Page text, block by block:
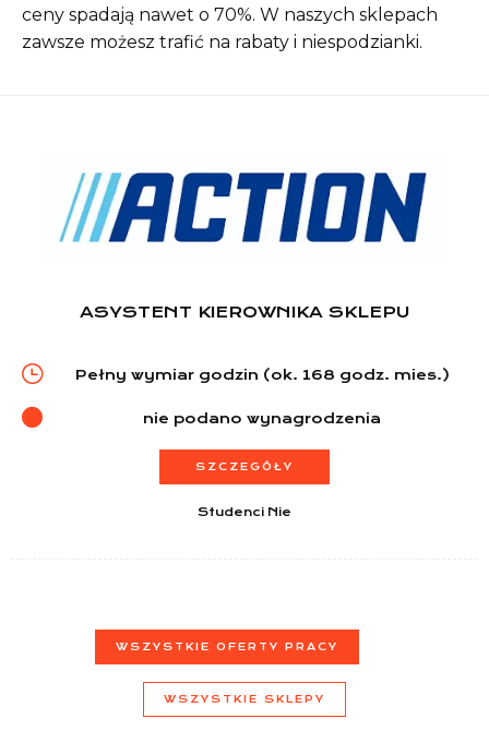
ceny spadają nawet o 70%. W naszych sklepach
zawsze możesz trafić na rabaty i niespodzianki.
ASYSTENT KIEROWNIKA SKLEPU
Pełny wymiar godzin (ok. 168 godz. mies.)
nie podano wynagrodzenia
SZCZEGÓŁY
Studenci Nie
WSZYSTKIE OFERTY PRACY
WSZYSTKIE SKLEPY